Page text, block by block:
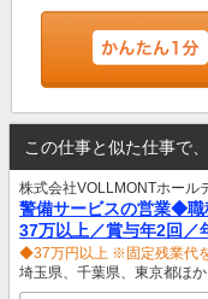
この仕事と似た仕事で
株式会社VOLLMONTホール
警備サービスの営業◆職
37万以上／賞与年2回
◆37万円以上 ※固定残業代
埼玉県、千葉県、東京都ほか